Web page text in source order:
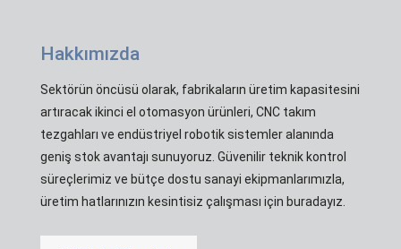
Hakkımızda
Sektörün öncüsü olarak, fabrikaların üretim kapasitesini
artıracak ikinci el otomasyon ürünleri, CNC takım
tezgahları ve endüstriyel robotik sistemler alanında
geniş stok avantajı sunuyoruz. Güvenilir teknik kontrol
süreçlerimiz ve bütçe dostu sanayi ekipmanlarımızla,
üretim hatlarınızın kesintisiz çalışması için buradayız.